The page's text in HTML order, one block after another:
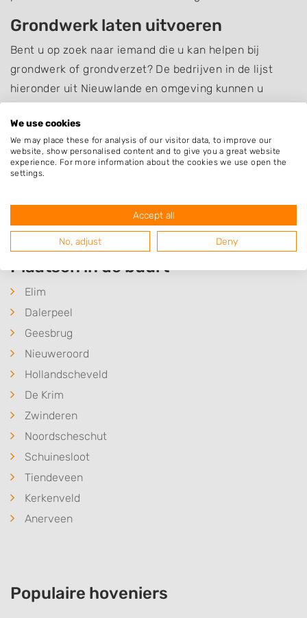
Grondwerk laten uitvoeren
Bent u op zoek naar iemand die u kan helpen bij
grondwerk of grondverzet? De bedrijven in de lijst
hieronder uit Nieuwlande en omgeving kunnen u
op om te informeren naar de mogelijkheden.
Bent u op zoek naar iets anders dangrondwerk? Neem
dan eens een kijkje op het overzicht van hoveniers en
Plaatsen in de buurt
Elim
Dalerpeel
Geesbrug
Nieuweroord
Hollandscheveld
De Krim
Zwinderen
Noordscheschut
Schuinesloot
Tiendeveen
Kerkenveld
Anerveen
Populaire hoveniers
We use cookies
We may place these for analysis of our visitor data, to improve our
website, show personalised content and to give you a great website
experience. For more information about the cookies we use open the
settings.
Accept all
No, adjust Deny